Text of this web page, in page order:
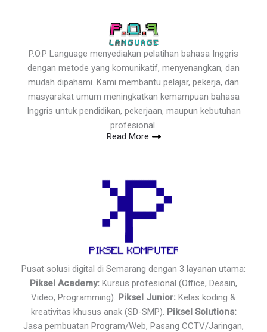
P.O.P Language menyediakan pelatihan bahasa Inggris
dengan metode yang komunikatif, menyenangkan, dan
mudah dipahami. Kami membantu pelajar, pekerja, dan
masyarakat umum meningkatkan kemampuan bahasa
Inggris untuk pendidikan, pekerjaan, maupun kebutuhan
profesional.
Read More
Pusat solusi digital di Semarang dengan 3 layanan utama:
Piksel Academy: Kursus profesional (Office, Desain,
Video, Programming). Piksel Junior: Kelas koding &
kreativitas khusus anak (SD-SMP). Piksel Solutions:
Jasa pembuatan Program/Web, Pasang CCTV/Jaringan,